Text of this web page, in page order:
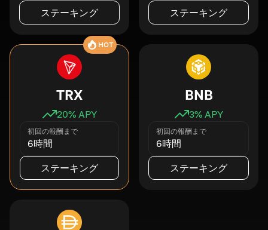
ステーキング ステーキング
HOT
TRX
20% APY
初回の報酬まで
6時間
ステーキング
BNB
3% APY
初回の報酬まで
6時間
ステーキング